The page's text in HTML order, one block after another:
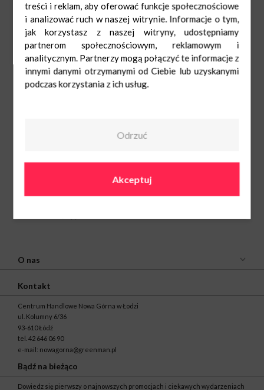
O nas
Kontakt
Centrum Handlowe Nowa Górna w Łodzi
ul. Kolumny 6/36
93-610 Łódź
tel. 42 646 06 90
e-mail: nowagorna@greenman.pl
Bądź na bieżąco
Dowiedz się pierwszy o najnowszych promocjach i ciekawych wydarzeniach
treści i reklam, aby oferować funkcje społecznościowe
i analizować ruch w naszej witrynie. Informacje o tym,
jak korzystasz z naszej witryny, udostępniamy
partnerom społecznościowym, reklamowym i
analitycznym. Partnerzy mogą połączyć te informacje z
innymi danymi otrzymanymi od Ciebie lub uzyskanymi
podczas korzystania z ich usług.
Odrzuć
Akceptuj